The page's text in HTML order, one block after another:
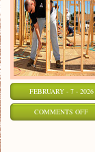
FEBRUARY - 7 - 2026
COMMENTS OFFON